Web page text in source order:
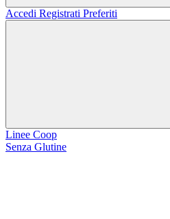
Accedi Registrati Preferiti
Linee Coop
Senza Glutine